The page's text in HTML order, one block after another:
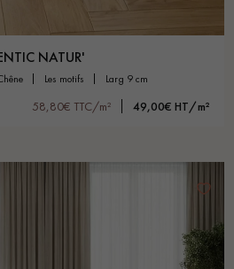
NATUR'
chêne les motifs larg 9 cm
58,80€ TTC/m² 49,00€ HT/m²